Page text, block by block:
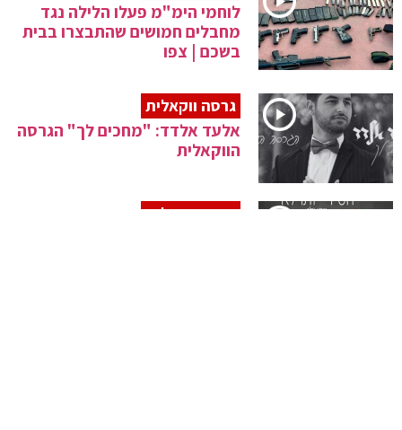
לוחמי הימ"מ פעלו הלילה נגד
מחבלים חמושים שהתבצרו בבית
בשכם | צפו
גרסה ווקאלית
אלעד אלדד: "מחכים לך" הגרסה
הווקאלית
גרסה ווקאלית